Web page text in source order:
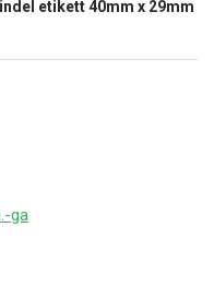
etikett 40mm x 29mm
ga